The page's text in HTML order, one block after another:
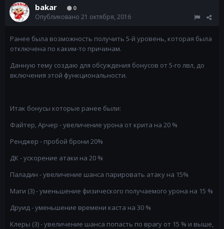
bakar 0
Опубликовано 21 октября, 2016
Ранее была возможность получить 5-й уровень, которая была
отключена по каким-то причинам.
Данную тему создаю для обсуждения бонусов от 5-го лвл, до
включения этой функциональности.
Итак бонусы которые ранее были:
Файтер, Арчер - увеличение урона от крита на 20 %
Ренджер - пробой брони 20%
ДК - ускорение атаки на 20 %
Паладин - увеличение шанса парировать атаку на 15%
Маги (3) - уменьшение физического получаемого урона на 15 %
Друид - уменьшение времени каста на 30 %
Клеры (3) - увеличение шанса попасть по врагу от 15 % и выше,